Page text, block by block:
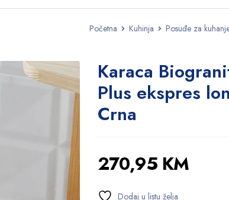
Početna Kuhinja Posuđe za
Karaca
Plus ekspres
Crna
270,95 KM